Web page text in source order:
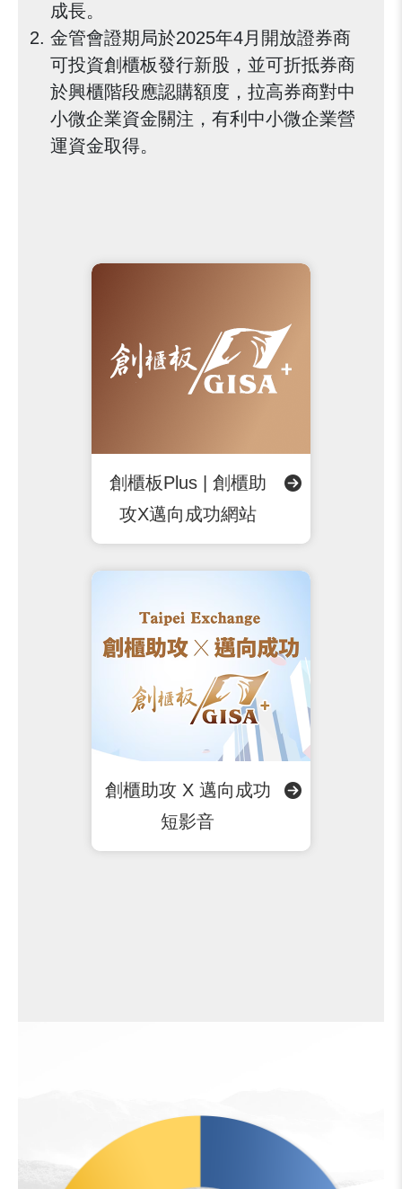
成長。
金管會證期局於2025年4月開放證券商
可投資創櫃板發行新股，並可折抵券商
於興櫃階段應認購額度，拉高券商對中
小微企業資金關注，有利中小微企業營
運資金取得。
創櫃板Plus | 創櫃助
攻X邁向成功網站
創櫃助攻 X 邁向成功
短影音